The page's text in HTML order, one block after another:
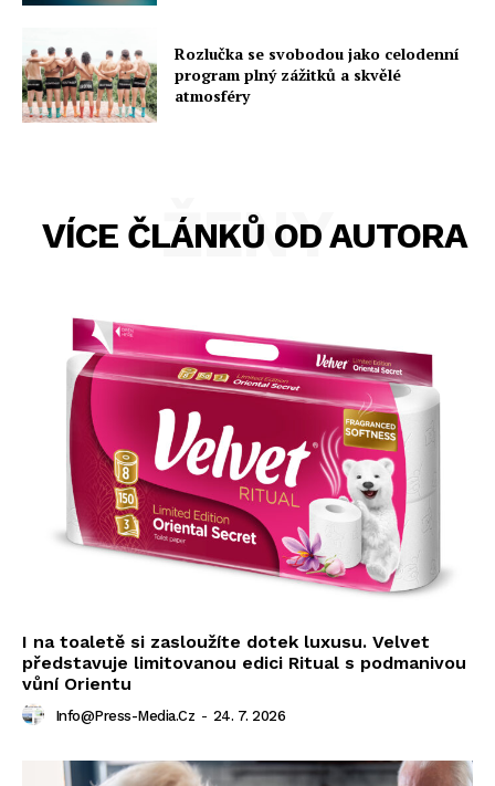
Rozlučka se svobodou jako celodenní
program plný zážitků a skvělé
atmosféry
VÍCE ČLÁNKŮ OD AUTORA
ŽENY
I na toaletě si zasloužíte dotek luxusu. Velvet
představuje limitovanou edici Ritual s podmanivou
vůní Orientu
Info@press-Media.cz - 24. 7. 2026